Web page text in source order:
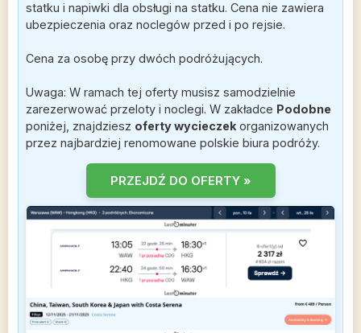
statku i napiwki dla obsługi na statku. Cena nie zawiera
ubezpieczenia oraz noclegów przed i po rejsie.
Cena za osobę przy dwóch podróżujących.
Uwaga: W ramach tej oferty musisz samodzielnie
zarezerwować przeloty i noclegi. W zakładce Podobne
poniżej, znajdziesz oferty wycieczek organizowanych
przez najbardziej renomowane polskie biura podróży.
PRZEJDŹ DO OFERTY »